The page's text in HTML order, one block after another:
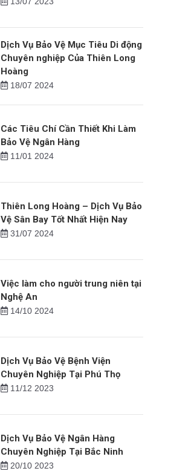
Dịch Vụ Bảo Vệ Mục Tiêu Di động
Chuyên nghiệp Của Thiên Long
Hoàng
18/07 2024
Các Tiêu Chí Cần Thiết Khi Làm
Bảo Vệ Ngân Hàng
11/01 2024
Thiên Long Hoàng – Dịch Vụ Bảo
Vệ Sân Bay Tốt Nhất Hiện Nay
31/07 2024
Việc làm cho người trung niên tại
Nghệ An
14/10 2024
Dịch Vụ Bảo Vệ Bệnh Viện
Chuyên Nghiệp Tại Phú Thọ
11/12 2023
Dịch Vụ Bảo Vệ Ngân Hàng
Chuyên Nghiệp Tại Bắc Ninh
20/10 2023